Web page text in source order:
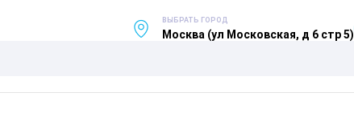
ВЫБРАТЬ ГОРОД
Москва (ул Московская, д 6 стр 5)